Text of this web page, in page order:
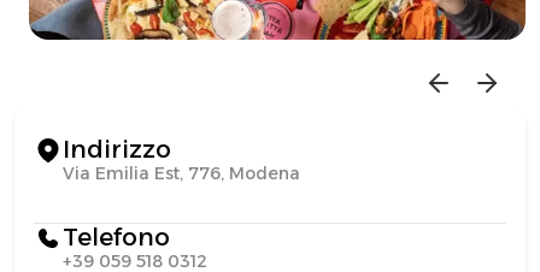
Indirizzo
Via Emilia Est, 776, Modena
Telefono
+39 059 518 0312